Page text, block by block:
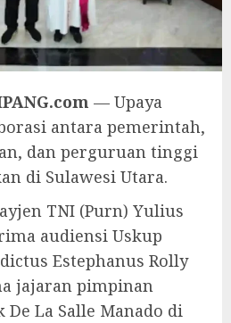
— Upaya
antara pemerintah,
dan perguruan tinggi
di Sulawesi Utara.
TNI (Purn) Yulius
audiensi Uskup
Estephanus Rolly
jajaran pimpinan
La Salle Manado di